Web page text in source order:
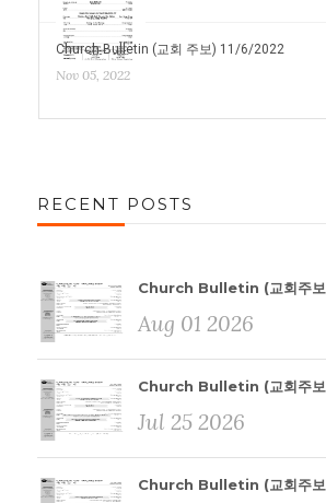
Church Bulletin (교회 주보) 11/6/2022
Nov 05, 2022
RECENT POSTS
Church Bulletin (교회주
Aug 01 2026
Church Bulletin (교회주
Jul 25 2026
Church Bulletin (교회주